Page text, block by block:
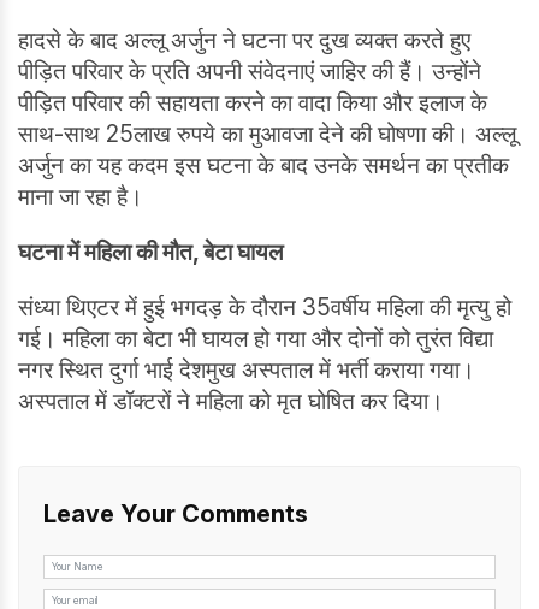
हादसे के बाद अल्लू अर्जुन ने घटना पर दुख व्यक्त करते हुए
पीड़ित परिवार के प्रति अपनी संवेदनाएं जाहिर की हैं। उन्होंने
पीड़ित परिवार की सहायता करने का वादा किया और इलाज के
साथ-साथ 25लाख रुपये का मुआवजा देने की घोषणा की। अल्लू
अर्जुन का यह कदम इस घटना के बाद उनके समर्थन का प्रतीक
माना जा रहा है।
घटना में महिला की मौत,बेटा घायल
संध्या थिएटर में हुई भगदड़ के दौरान 35वर्षीय महिला की मृत्यु हो
गई। महिला का बेटा भी घायल हो गया और दोनों को तुरंत विद्या
नगर स्थित दुर्गा भाई देशमुख अस्पताल में भर्ती कराया गया।
अस्पताल में डॉक्टरों ने महिला को मृत घोषित कर दिया।
Leave Your Comments